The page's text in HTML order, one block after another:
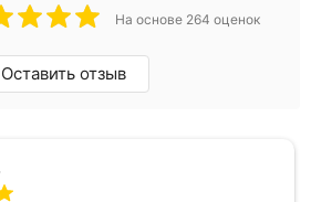
На основе 264 оценок
Оставить отзыв